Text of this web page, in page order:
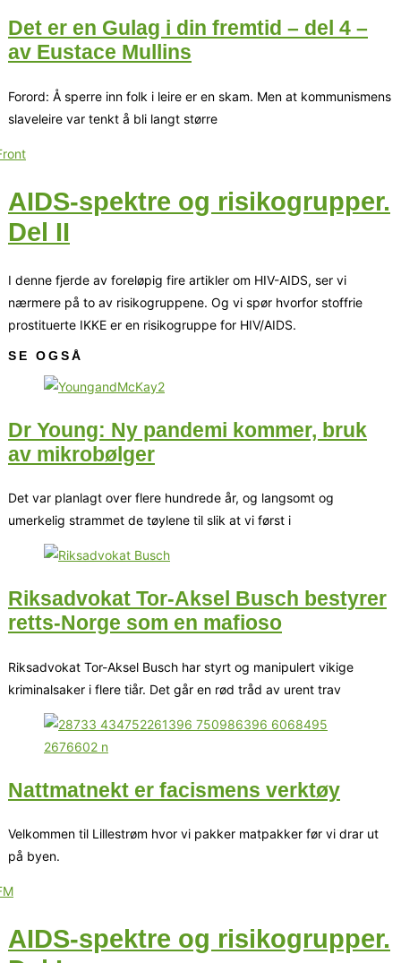
Det er en Gulag i din fremtid – del 4 –
av Eustace Mullins
Forord: Å sperre inn folk i leire er en skam. Men at kommunismens
slaveleire var tenkt å bli langt større
AIDS-spektre og risikogrupper.
Del II
I denne fjerde av foreløpig fire artikler om HIV-AIDS, ser vi
nærmere på to av risikogruppene. Og vi spør hvorfor stoffrie
prostituerte IKKE er en risikogruppe for HIV/AIDS.
SE OGSÅ
Dr Young: Ny pandemi kommer, bruk
av mikrobølger
Det var planlagt over flere hundrede år, og langsomt og
umerkelig strammet de tøylene til slik at vi først i
Riksadvokat Tor-Aksel Busch bestyrer
retts-Norge som en mafioso
Riksadvokat Tor-Aksel Busch har styrt og manipulert vikige
kriminalsaker i flere tiår. Det går en rød tråd av urent trav
Nattmatnekt er facismens verktøy
Velkommen til Lillestrøm hvor vi pakker matpakker før vi drar ut
på byen.
AIDS-spektre og risikogrupper.